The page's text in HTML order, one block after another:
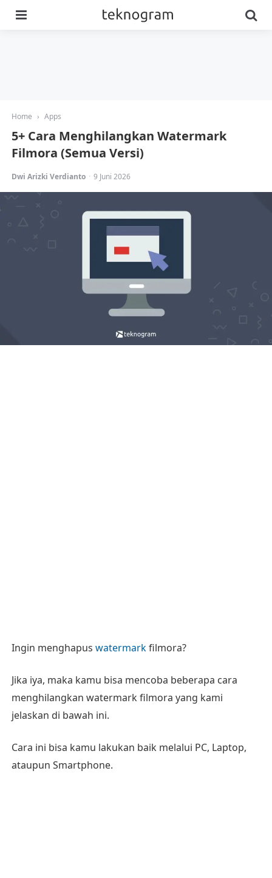
Home › Apps
5+ Cara Menghilangkan Watermark
Filmora (Semua Versi)
Posted
Dwi Arizki Verdianto 9 Juni 2026
Ingin menghapus watermarkfilmora?
Jika iya, maka kamu bisa mencoba beberapa cara
menghilangkan watermark filmora yang kami
jelaskan di bawah ini.
Cara ini bisa kamu lakukan baik melalui PC, Laptop,
ataupun Smartphone.